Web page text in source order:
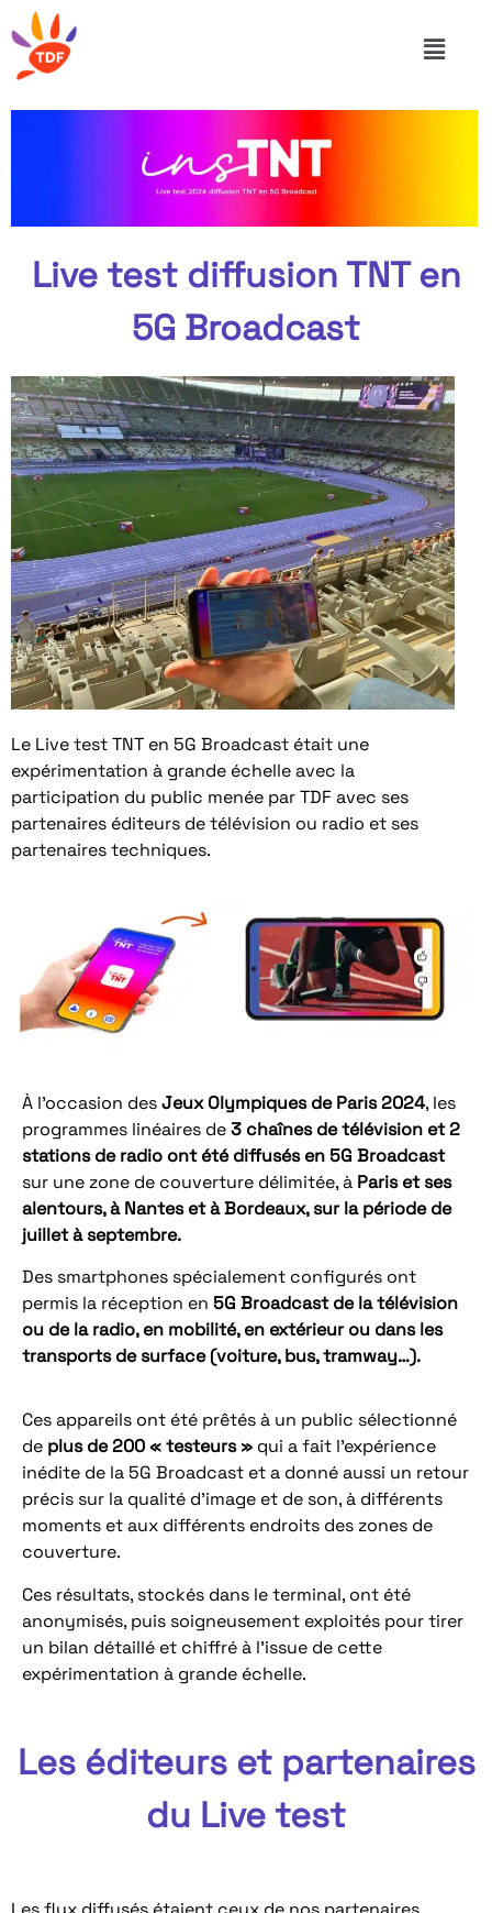
Live test diffusion TNT en
5G Broadcast
Le Live test TNT en 5G Broadcast était une
expérimentation à grande échelle avec la
participation du public menée par TDF avec ses
partenaires éditeurs de télévision ou radio et ses
partenaires techniques.
À l’occasion desJeux Olympiques de Paris 2024, les
programmes linéaires de3 chaînes de télévision et 2
stations de radio ont été diffusés en 5G Broadcast
sur une zone de couverture délimitée, à Paris et ses
alentours, à Nantes et à Bordeaux, sur la période de
juillet à septembre.
Des smartphones spécialement configurés ont
permis la réception en 5G Broadcast de la télévision
ou de la radio, en mobilité, en extérieur ou dans les
transports de surface (voiture, bus, tramway…).
Ces appareils ont été prêtés à un public sélectionné
de plus de 200 « testeurs » qui a fait l’expérience
inédite de la 5G Broadcast et a donné aussi un retour
précis sur la qualité d’image et de son, à différents
moments et aux différents endroits des zones de
couverture.
Ces résultats, stockés dans le terminal, ont été
anonymisés, puis soigneusement exploités pour tirer
un bilan détaillé et chiffré à l’issue de cette
expérimentation à grande échelle.
Les éditeurs et partenaires
du Live test